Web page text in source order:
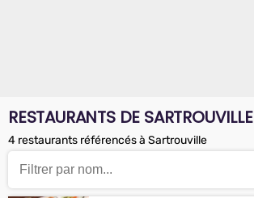
RESTAURANTS DE SARTROUVILLE
4 restaurants référencés à Sartrouville